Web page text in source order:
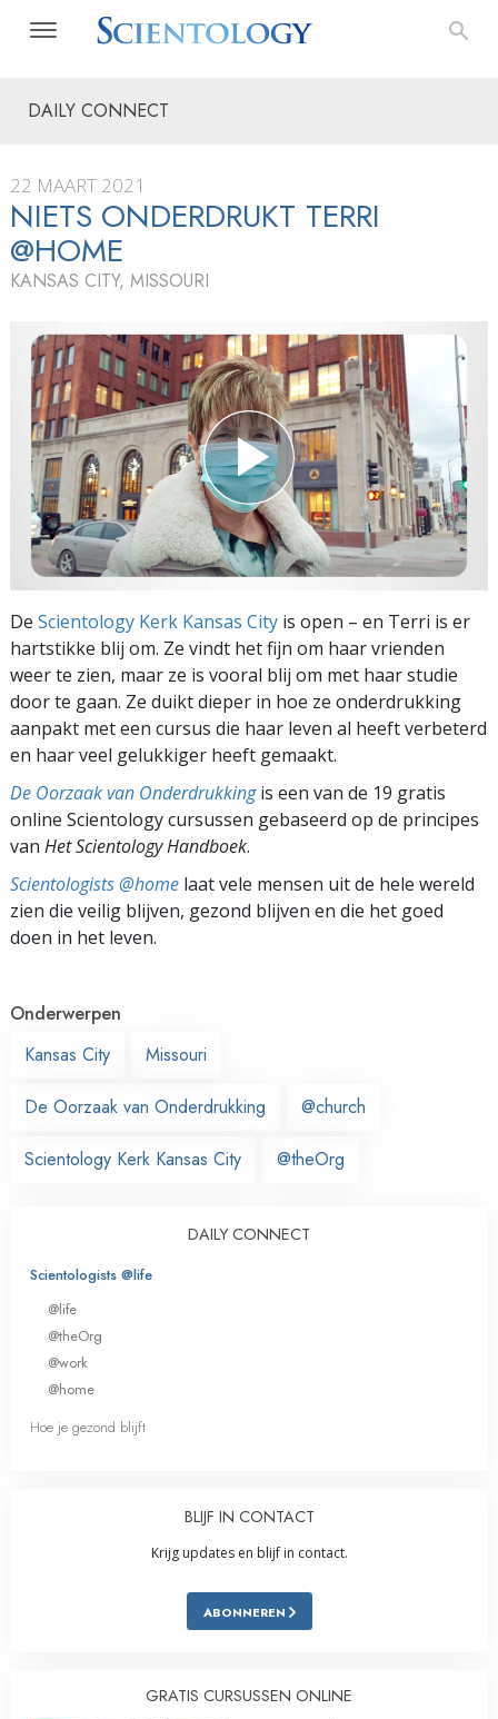
DAILY CONNECT
22 MAART 2021
NIETS ONDERDRUKT TERRI
@HOME
KANSAS CITY, MISSOURI
De Scientology Kerk Kansas City is open – en Terri is er
hartstikke blij om. Ze vindt het fijn om haar vrienden
weer te zien, maar ze is vooral blij om met haar studie
door te gaan. Ze duikt dieper in hoe ze onderdrukking
aanpakt met een cursus die haar leven al heeft verbeterd
en haar veel gelukkiger heeft gemaakt.
De Oorzaak van Onderdrukkingis een van de 19 gratis
online Scientology cursussen gebaseerd op de principes
van Het Scientology Handboek.
Scientologists @home laat vele mensen uit de hele wereld
zien die veilig blijven, gezond blijven en die het goed
doen in het leven.
Onderwerpen
Kansas City
Missouri
De Oorzaak van Onderdrukking @church
Scientology Kerk Kansas City @theOrg
DAILY CONNECT
Scientologists @life
@life
@theOrg
@work
@home
Hoe je gezond blijft
BLIJF IN CONTACT
Krijg updates en blijf in contact.
ABONNEREN
GRATIS CURSUSSEN ONLINE